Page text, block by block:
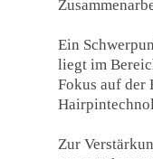
Ein
liegt im
Fokus auf der
Zur